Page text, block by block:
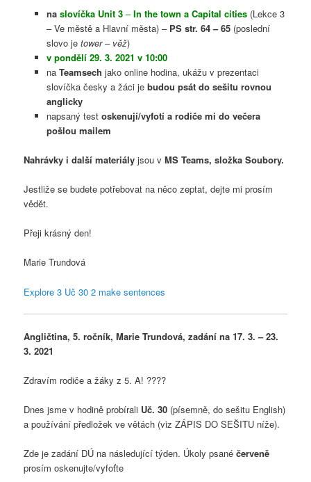
na slovíčka Unit 3 –In the town a Capital cities(Lekce 3
– Ve městě a Hlavní města) – PS str. 64 – 65(poslední
slovo je tower – věž)
v pondělí 29. 3. 2021 v 10:00
na Teamsech jako online hodina, ukážu v prezentaci
slovíčka česky a žáci je budou psát do sešitu rovnou
anglicky
napsaný test oskenují/vyfotí a rodiče mi do večera
pošlou mailem
Nahrávky i další materiályjsou v MS Teams, složka Soubory.
Jestliže se budete potřebovat na něco zeptat, dejte mi prosím
vědět.
Přeji krásný den!
Marie Trundová
Explore 3 Uč 30 2 make sentences
Angličtina, 5. ročník, Marie Trundová, zadání na 17. 3. – 23.
3. 2021
Zdravím rodiče a žáky z 5. A! ????
Dnes jsme v hodině probírali Uč. 30 (písemně, do sešitu English)
a používání předložek ve větách (viz ZÁPIS DO SEŠITU níže).
Zde je zadání DÚ na následující týden. Úkoly psanéčerveně
prosím oskenujte/vyfoťte